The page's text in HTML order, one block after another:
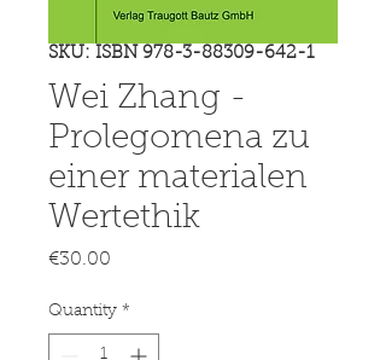
SKU: ISBN 978-3-88309-642-1
Wei Zhang -
Prolegomena zu
einer materialen
Wertethik
€30.00
Quantity *